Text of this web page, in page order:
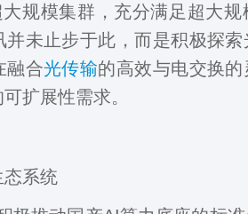
大规模集群，充分满足超大
并未止步于此，而是积极探
融合光传输的高效与电交换
扩展性需求。
系统